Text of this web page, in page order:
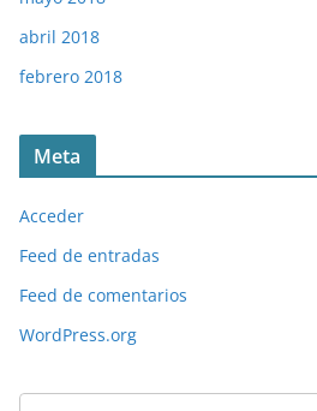
abril 2018
febrero 2018
Meta
Acceder
Feed de entradas
Feed de comentarios
WordPress.org